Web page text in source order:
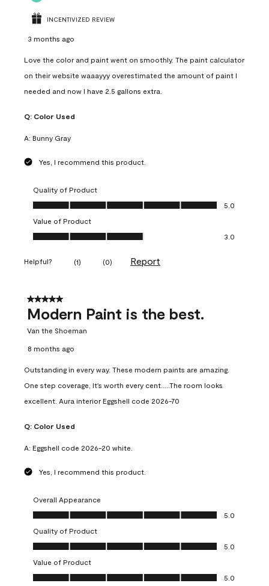
INCENTIVIZED REVIEW
3 months ago
Love the color and paint went on smoothly. The paint calculator
on their website waaayyy overestimated the amount of paint I
needed and now I have 2.5 gallons extra.
Q: Color Used
A: Bunny Gray
Yes, I recommend this product.
Quality of Product
Quality of Product, 5.0 out of 5
5.0
Value of Product
Value of Product, 3.0 out of 5
3.0
Helpful? (1) (0) Report
5 out of 5 stars.
Modern Paint is the best.
Van the Shoeman
8 months ago
Outstanding in every way. These modern paints are amazing.
One step coverage, It's worth every cent.....The room looks
excellent. Aura interior Eggshell code 2026-70
Q: Color Used
A: Eggshell code 2026-20 white.
Yes, I recommend this product.
Overall Appearance
Overall Appearance, 5.0 out of 5
5.0
Quality of Product
Quality of Product, 5.0 out of 5
5.0
Value of Product
Value of Product, 5.0 out of 5
5.0